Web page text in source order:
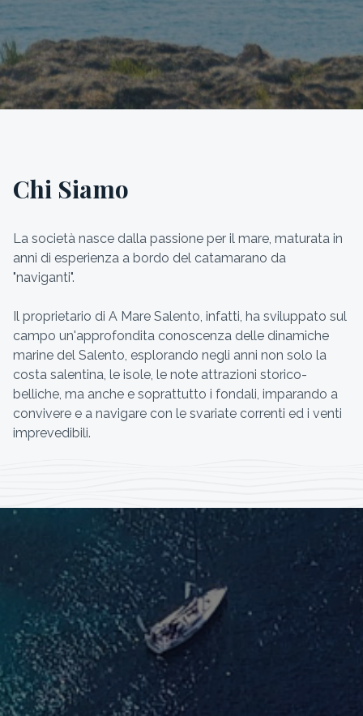
Chi Siamo
La società nasce dalla passione per il mare, maturata in
anni di esperienza a bordo del catamarano da
"naviganti".
Il proprietario di A Mare Salento, infatti, ha sviluppato sul
campo un'approfondita conoscenza delle dinamiche
marine del Salento, esplorando negli anni non solo la
costa salentina, le isole, le note attrazioni storico-
belliche, ma anche e soprattutto i fondali, imparando a
convivere e a navigare con le svariate correnti ed i venti
imprevedibili.